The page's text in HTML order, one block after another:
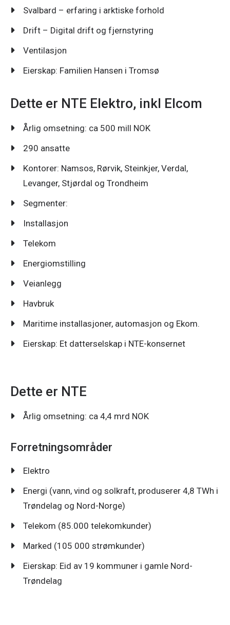
Svalbard – erfaring i arktiske forhold
Drift – Digital drift og fjernstyring
Ventilasjon
Eierskap: Familien Hansen i Tromsø
Dette er NTE Elektro, inkl Elcom
Årlig omsetning: ca 500 mill NOK
290 ansatte
Kontorer: Namsos, Rørvik, Steinkjer, Verdal,
Levanger, Stjørdal og Trondheim
Segmenter:
Installasjon
Telekom
Energiomstilling
Veianlegg
Havbruk
Maritime installasjoner, automasjon og Ekom.
Eierskap: Et datterselskap i NTE-konsernet
Dette er NTE
Årlig omsetning: ca 4,4 mrd NOK
Forretningsområder
Elektro
Energi (vann, vind og solkraft, produserer 4,8 TWh i
Trøndelag og Nord-Norge)
Telekom (85.000 telekomkunder)
Marked (105 000 strømkunder)
Eierskap: Eid av 19 kommuner i gamle Nord-
Trøndelag